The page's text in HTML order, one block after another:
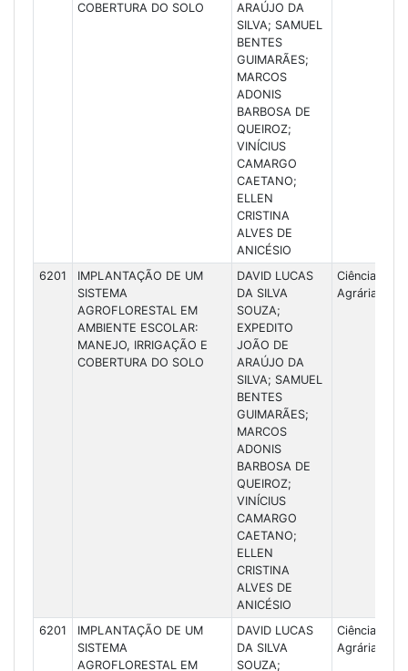
COBERTURA DO SOLO
ARAÚJO DA
SILVA; SAMUEL
BENTES
GUIMARÃES;
MARCOS
ADONIS
BARBOSA DE
QUEIROZ;
VINÍCIUS
CAMARGO
CAETANO;
ELLEN
CRISTINA
ALVES DE
ANICÉSIO
6201
IMPLANTAÇÃO DE UM
SISTEMA
AGROFLORESTAL EM
AMBIENTE ESCOLAR:
MANEJO, IRRIGAÇÃO E
COBERTURA DO SOLO
DAVID LUCAS
DA SILVA
SOUZA;
EXPEDITO
JOÃO DE
ARAÚJO DA
SILVA; SAMUEL
BENTES
GUIMARÃES;
MARCOS
ADONIS
BARBOSA DE
QUEIROZ;
VINÍCIUS
CAMARGO
CAETANO;
ELLEN
CRISTINA
ALVES DE
ANICÉSIO
Ciências
Agrárias
6201
IMPLANTAÇÃO DE UM
SISTEMA
AGROFLORESTAL EM
DAVID LUCAS
DA SILVA
SOUZA;
Ciências
Agrárias